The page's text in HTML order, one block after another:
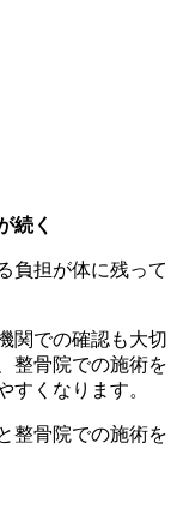
続く
負担が体に残って
関での確認も大切
整骨院での施術を
すくなります。
整骨院での施術を